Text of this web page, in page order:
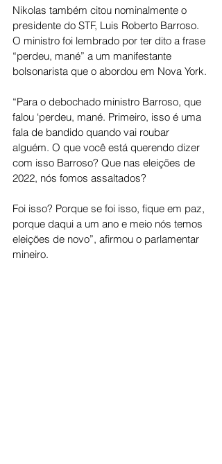
Nikolas também citou nominalmente o
presidente do STF, Luis Roberto Barroso.
O ministro foi lembrado por ter dito a frase
“perdeu, mané” a um manifestante
bolsonarista que o abordou em Nova York.
“Para o debochado ministro Barroso, que
falou ‘perdeu, mané. Primeiro, isso é uma
fala de bandido quando vai roubar
alguém. O que você está querendo dizer
com isso Barroso? Que nas eleições de
2022, nós fomos assaltados?
Foi isso? Porque se foi isso, fique em paz,
porque daqui a um ano e meio nós temos
eleições de novo”, afirmou o parlamentar
mineiro.